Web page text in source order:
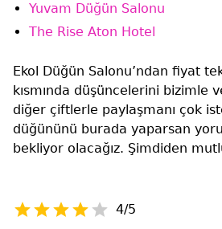
Yuvam Düğün Salonu
The Rise Aton Hotel
Ekol Düğün Salonu’ndan fiyat
kısmında düşüncelerini bizimle
diğer çiftlerle paylaşmanı çok
düğününü burada yaparsan
bekliyor olacağız. Şimdiden
4/5